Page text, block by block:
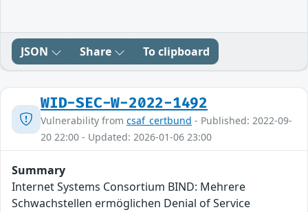
JSON Share To clipboard
WID-SEC-W-2022-1492
Vulnerability from csaf_certbund - Published: 2022-09-
20 22:00 - Updated: 2026-01-06 23:00
Summary
Internet Systems Consortium BIND: Mehrere
Schwachstellen ermöglichen Denial of Service